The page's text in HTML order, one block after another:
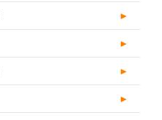
►
►
►
►